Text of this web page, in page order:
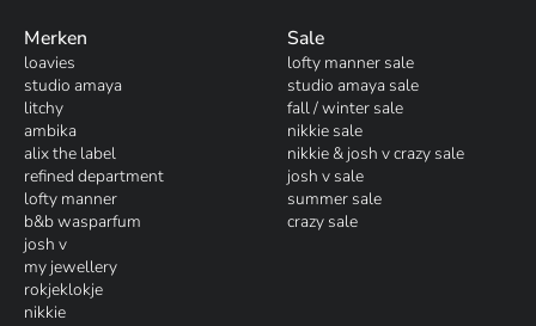
Merken
loavies
studio amaya
litchy
ambika
alix the label
refined department
lofty manner
b&b wasparfum
josh v
my jewellery
rokjeklokje
nikkie
Sale
lofty manner sale
studio amaya sale
fall / winter sale
nikkie sale
nikkie & josh v crazy sale
josh v sale
summer sale
crazy sale